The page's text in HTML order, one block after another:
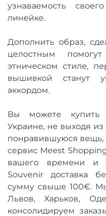
узнаваемость
линейке.
Дополнить образ,
целостным
этническом стиле,
вышивкой станут
аккордом.
Вы можете купить
Украине, не выходя
понравившуюся вещь,
сервис Meest
вашего времени и
Souvenir доставка
сумму свыше 100€.
Львов, Харьков,
консолидируем